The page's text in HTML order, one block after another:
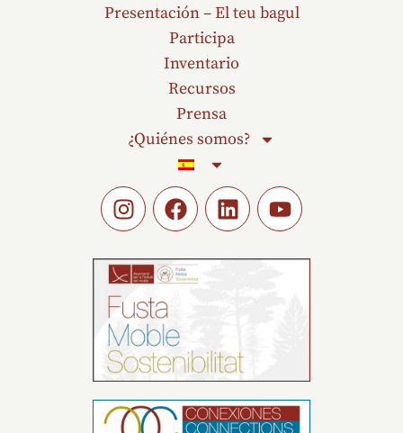
Presentación – El teu bagul
Participa
Inventario
Recursos
Prensa
¿Quiénes somos?